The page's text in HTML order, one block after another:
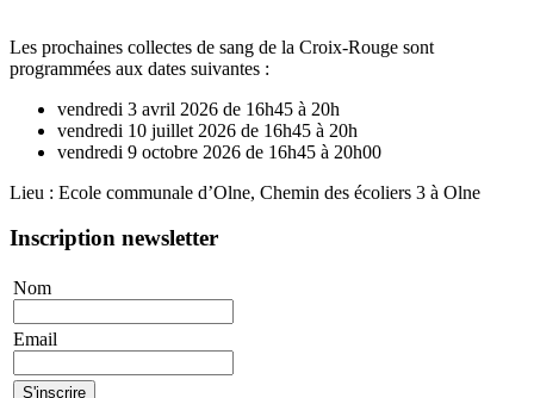
Les prochaines collectes de sang de la Croix-Rouge sont
programmées aux dates suivantes :
vendredi 3 avril 2026 de 16h45 à 20h
vendredi 10 juillet 2026 de 16h45 à 20h
vendredi 9 octobre 2026 de 16h45 à 20h00
Lieu : Ecole communale d’Olne, Chemin des écoliers 3 à Olne
Inscription newsletter
Nom
Email